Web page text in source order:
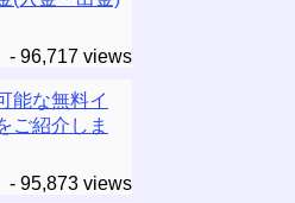
- 96,717 views
能な無料イ
ご紹介しま
- 95,873 views